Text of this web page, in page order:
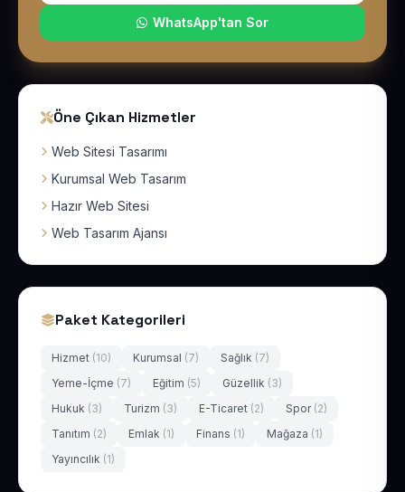
WhatsApp'tan Sor
Öne Çıkan Hizmetler
Web Sitesi Tasarımı
Kurumsal Web Tasarım
Hazır Web Sitesi
Web Tasarım Ajansı
Paket Kategorileri
Hizmet (10) Kurumsal (7) Sağlık (7)
Yeme-İçme (7) Eğitim (5) Güzellik (3)
Hukuk (3) Turizm (3) E-Ticaret (2) Spor (2)
Tanıtım (2) Emlak (1) Finans (1) Mağaza (1)
Yayıncılık (1)